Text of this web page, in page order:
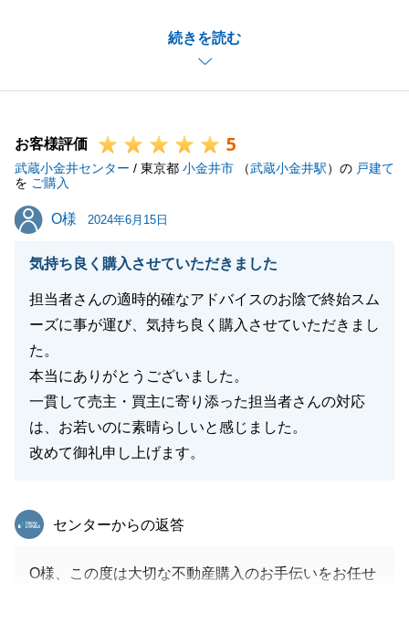
続きを読む
最後までお手伝いができたこと、心よりうれしく思っ
今後とも、不動産に関するご相談やお困りごとはいつ
上げます。
お客様評価 5
武蔵小金井センター / 東京都 小金井市 （武蔵小金井駅）の 戸建て
を ご購入
O様
O様 2024年6月15日
気持ち良く購入させていただきました
担当者さんの適時的確なアドバイスのお陰で終始スム
ーズに事が運び、気持ち良く購入させていただきまし
た。
本当にありがとうございました。
一貫して売主・買主に寄り添った担当者さんの対応
は、お若いのに素晴らしいと感じました。
改めて御礼申し上げます。
東急リバブル
センターからの返答
O様、この度は大切な不動産購入のお手伝いをお任せ